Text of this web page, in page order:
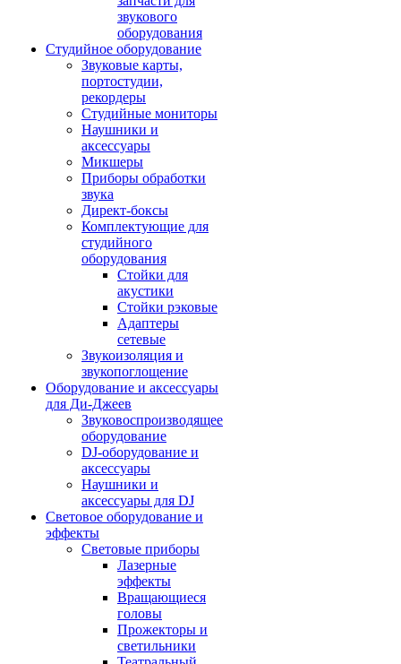
звукового
оборудования
Студийное оборудование
Звуковые карты,
портостудии,
рекордеры
Студийные мониторы
Наушники и
аксессуары
Микшеры
Приборы обработки
звука
Директ-боксы
Комплектующие для
студийного
оборудования
Стойки для
акустики
Стойки рэковые
Адаптеры
сетевые
Звукоизоляция и
звукопоглощение
Оборудование и аксессуары
для Ди-Джеев
Звуковоспроизводящее
оборудование
DJ-оборудование и
аксессуары
Наушники и
аксессуары для DJ
Световое оборудование и
эффекты
Световые приборы
Лазерные
эффекты
Вращающиеся
головы
Прожекторы и
светильники